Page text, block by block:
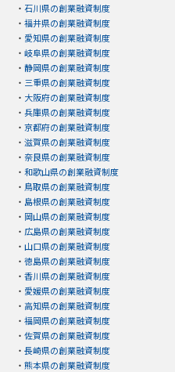
・ 石川県の創業融資制度
・ 福井県の創業融資制度
・ 愛知県の創業融資制度
・ 岐阜県の創業融資制度
・ 静岡県の創業融資制度
・ 三重県の創業融資制度
・ 大阪府の創業融資制度
・ 兵庫県の創業融資制度
・ 京都府の創業融資制度
・ 滋賀県の創業融資制度
・ 奈良県の創業融資制度
・ 和歌山県の創業融資制度
・ 鳥取県の創業融資制度
・ 島根県の創業融資制度
・ 岡山県の創業融資制度
・ 広島県の創業融資制度
・ 山口県の創業融資制度
・ 徳島県の創業融資制度
・ 香川県の創業融資制度
・ 愛媛県の創業融資制度
・ 高知県の創業融資制度
・ 福岡県の創業融資制度
・ 佐賀県の創業融資制度
・ 長崎県の創業融資制度
・ 熊本県の創業融資制度